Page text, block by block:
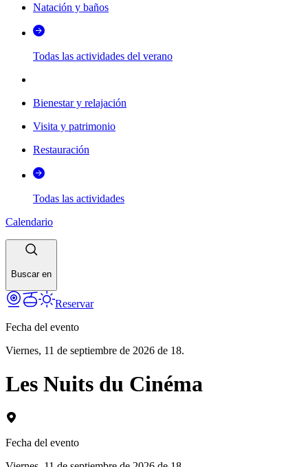
Natación y baños
Todas las actividades del verano
Bienestar y relajación
Visita y patrimonio
Restauración
Todas las actividades
Calendario
Buscar en
Reservar
Fecha del evento
Viernes, 11 de septiembre de 2026 de 18.
Les Nuits du Cinéma
Fecha del evento